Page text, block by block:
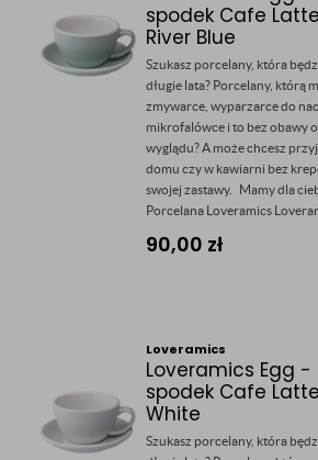
spodek Cafe
River Blue
Szukasz porcelany, która
długie lata? Porcelany, którą
zmywarce, wyparzarce do
mikrofalówce i to bez obawy
wyglądu? A może chcesz
domu czy w kawiarni bez
swojej zastawy. Mamy dla
Porcelana Loveramics
90,00 zł
Loveramics
Loveramics Egg -
spodek Cafe
White
Szukasz porcelany, która